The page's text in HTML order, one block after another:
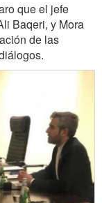
que el jefe
Baqeri, y Mora
de las